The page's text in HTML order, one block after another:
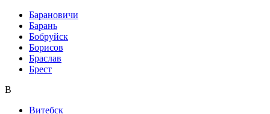
Барановичи
Барань
Бобруйск
Борисов
Браслав
Брест
В
Витебск